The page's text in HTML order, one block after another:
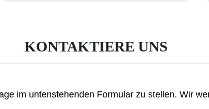
KONTAKTIERE UNS
im untenstehenden Formular zu stellen. Wir